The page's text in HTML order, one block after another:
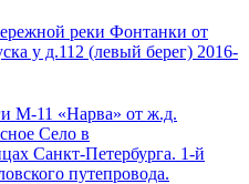
реки Фонтанки от
у д.112 (левый берег) 2016-
М-11 «Нарва» от ж.д.
Село в
Санкт-Петербурга. 1-й
путепровода.